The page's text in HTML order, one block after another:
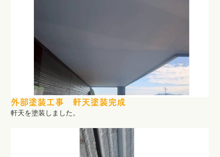
外部塗装工事 軒天塗装完成
軒天を塗装しました。